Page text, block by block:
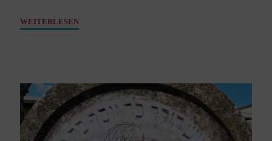
WEITERLESEN"Hirschler
Juli
1813"